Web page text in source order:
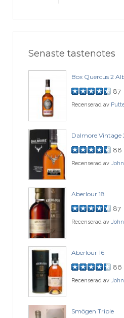
Senaste tastenotes
Box Quercus 2
87
Recenserad av
Dalmore Vintage
88
Recenserad av
Aberlour 18
87
Recenserad av
Aberlour 16
86
Recenserad av
Smögen Triple